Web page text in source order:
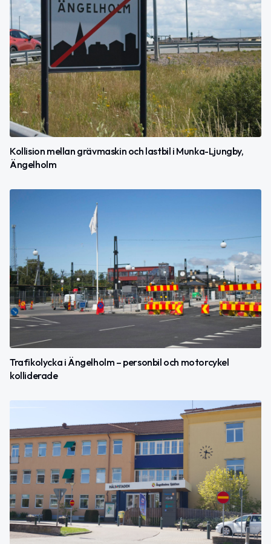
Kollision mellan grävmaskin och lastbil i Munka-Ljungby,
Ängelholm
Trafikolycka i Ängelholm – personbil och motorcykel
kolliderade